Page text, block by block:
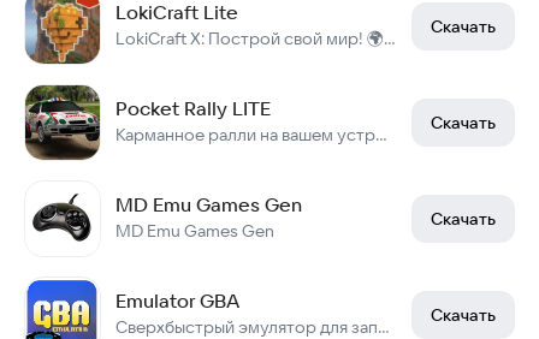
LokiCraft Lite
LokiCraft X: Построй свой мир! 🌍🧱
Скачать
Pocket Rally LITE
Карманное ралли на вашем устройстве!
Скачать
MD Emu Games Gen
MD Emu Games Gen
Скачать
Emulator GBA
Сверхбыстрый эмулятор для запуска игр Game Boy и GBA.
Скачать